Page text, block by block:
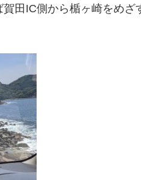
田IC側から楯ヶ崎をめざ